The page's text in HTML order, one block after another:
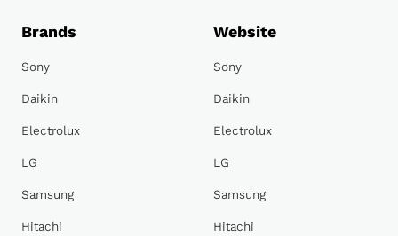
Brands
Sony
Daikin
Electrolux
LG
Samsung
Hitachi
Website
Sony
Daikin
Electrolux
LG
Samsung
Hitachi